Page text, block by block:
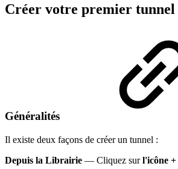
Créer votre premier tunnel
Généralités
Il existe deux façons de créer un tunnel :
Depuis la Librairie — Cliquez surl'icône +